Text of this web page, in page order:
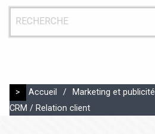
> Accueil / Marketing et publicité
CRM / Relation client